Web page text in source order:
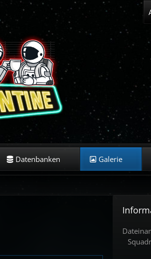
Datenbanken Galerie